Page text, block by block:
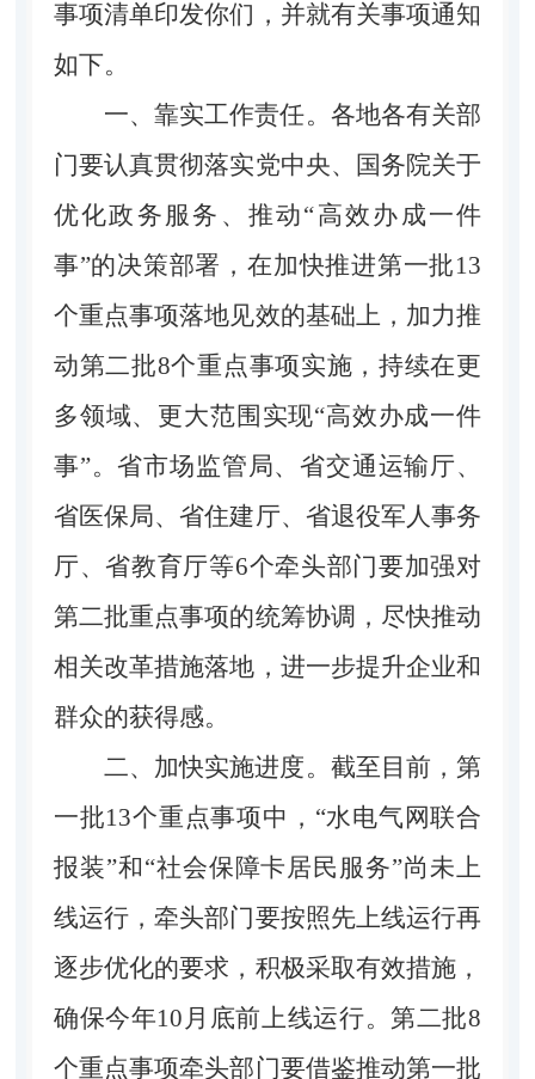
事项清单印发你们，并就有关事项通知
如下。
一、靠实工作责任。 各地各有关部
门要认真贯彻落实党中央、国务院关于
优化政务服务、推动“高效办成一件
事”的决策部署，在加快推进第一批13
个重点事项落地见效的基础上，加力推
动第二批8个重点事项实施，持续在更
多领域、更大范围实现“高效办成一件
事”。省市场监管局、省交通运输厅、
省医保局、省住建厅、省退役军人事务
厅、省教育厅等6个牵头部门要加强对
第二批重点事项的统筹协调，尽快推动
相关改革措施落地，进一步提升企业和
群众的获得感。
二、加快实施进度。 截至目前，第
一批13个重点事项中，“水电气网联合
报装”和“社会保障卡居民服务”尚未上
线运行，牵头部门要按照先上线运行再
逐步优化的要求，积极采取有效措施，
确保今年10月底前上线运行。第二批8
个重点事项牵头部门要借鉴推动第一批